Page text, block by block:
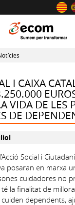
I CAIXA
VIDA DE LES
DE
Social i
posaran en marxa
cuidadores no
la finalitat de
dependents,